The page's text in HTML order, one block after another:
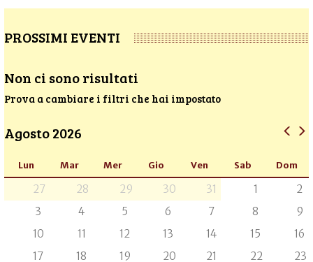
PROSSIMI EVENTI
Non ci sono risultati
Prova a cambiare i filtri che hai impostato
Agosto 2026
Lun Mar Mer Gio Ven Sab Dom
27 28 29 30 31 1
2
3
4 5 6 7 8
9
10
11 12 13 14 15
16
17
18 19 20 21 22
23